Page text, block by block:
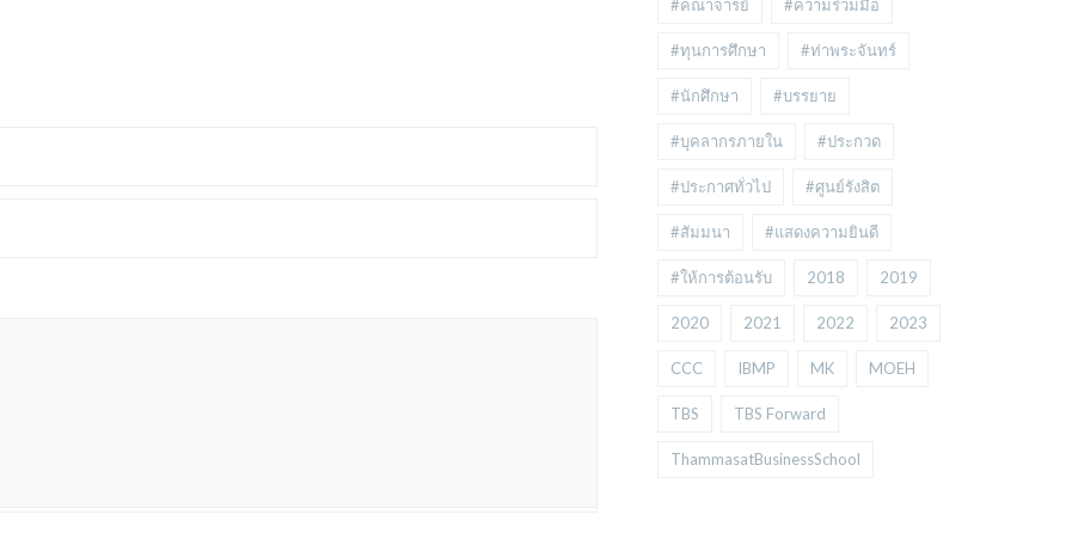
#คณาจารย์ #ความร่วมมือ
#ทุนการศึกษา #ท่าพระจันทร์
#นักศึกษา #บรรยาย
#บุคลากรภายใน #ประกวด
#ประกาศทั่วไป #ศูนย์รังสิต
#สัมมนา #แสดงความยินดี
#ให้การต้อนรับ 2018 2019
2020 2021 2022 2023
CCC IBMP MK MOEH
TBS TBS Forward
ThammasatBusinessSchool